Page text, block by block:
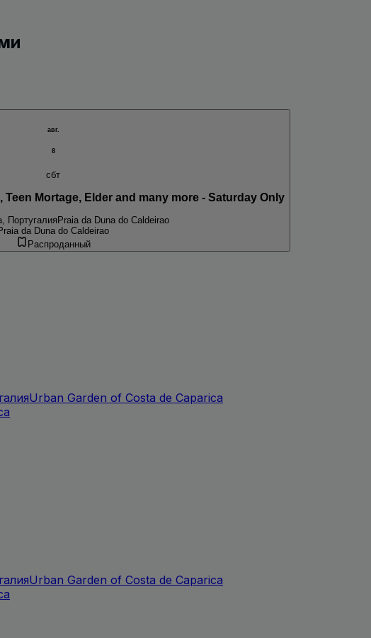
авг.
8
сбт
Mortage, Elder and many more - Saturday Only
ПортугалияPraia da Duna do Caldeirao
da Duna do Caldeirao
Распроданный
Urban Garden of Costa de Caparica
Urban Garden of Costa de Caparica